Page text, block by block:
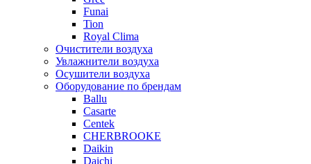
Funai
Tion
Royal Clima
Очистители воздуха
Увлажнители воздуха
Осушители воздуха
Оборудование по брендам
Ballu
Casarte
Centek
CHERBROOKE
Daikin
Daichi